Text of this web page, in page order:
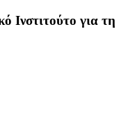
Ινστιτούτο για τη